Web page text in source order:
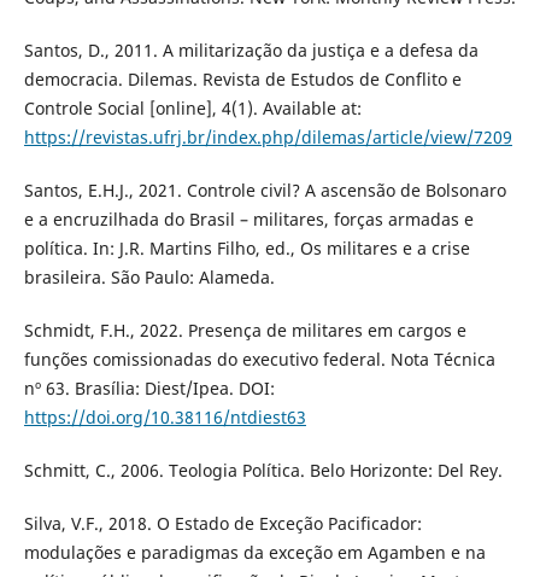
Santos, D., 2011. A militarização da justiça e a defesa da
democracia. Dilemas. Revista de Estudos de Conflito e
Controle Social [online], 4(1). Available at:
https://revistas.ufrj.br/index.php/dilemas/article/view/7209
Santos, E.H.J., 2021. Controle civil? A ascensão de Bolsonaro
e a encruzilhada do Brasil – militares, forças armadas e
política. In: J.R. Martins Filho, ed., Os militares e a crise
brasileira. São Paulo: Alameda.
Schmidt, F.H., 2022. Presença de militares em cargos e
funções comissionadas do executivo federal. Nota Técnica
nº 63. Brasília: Diest/Ipea. DOI:
https://doi.org/10.38116/ntdiest63
Schmitt, C., 2006. Teologia Política. Belo Horizonte: Del Rey.
Silva, V.F., 2018. O Estado de Exceção Pacificador:
modulações e paradigmas da exceção em Agamben e na